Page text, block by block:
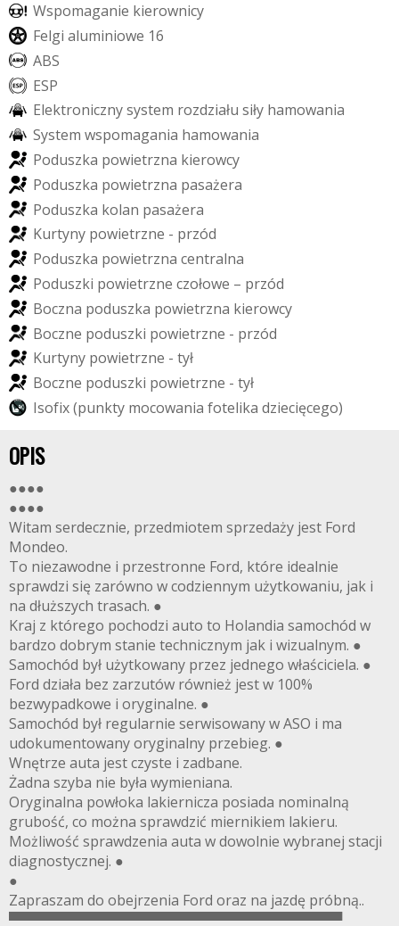
Wspomaganie kierownicy
Felgi aluminiowe 16
ABS
ESP
Elektronicznysystem rozdziału siły hamowania
System wspomagania hamowania
Poduszka powietrzna kierowcy
Poduszka powietrzna pasażera
Poduszka kolan pasażera
Kurtyny powietrzne - przód
Poduszka powietrzna centralna
Poduszki powietrzne czołowe – przód
Boczna poduszka powietrzna kierowcy
Boczne poduszki powietrzne - przód
Kurtyny powietrzne - tył
Boczne poduszki powietrzne - tył
Isofix(punkty mocowania fotelika dziecięcego)
OPIS
●●●●
●●●●
Witam serdecznie, przedmiotem sprzedaży jest Ford
Mondeo.
To niezawodne i przestronne Ford, które idealnie
sprawdzi się zarówno w codziennym użytkowaniu, jak i
na dłuższych trasach. ●
Kraj z którego pochodzi auto to Holandia samochód w
bardzo dobrym stanie technicznym jak i wizualnym. ●
Samochód był użytkowany przez jednego właściciela. ●
Ford działa bez zarzutów również jest w 100%
bezwypadkowe i oryginalne. ●
Samochód był regularnie serwisowany w ASO i ma
udokumentowany oryginalny przebieg. ●
Wnętrze auta jest czyste i zadbane.
Żadna szyba nie była wymieniana.
Oryginalna powłoka lakiernicza posiada nominalną
grubość, co można sprawdzić miernikiem lakieru.
Możliwość sprawdzenia auta w dowolnie wybranej stacji
diagnostycznej. ●
●
Zapraszam do obejrzenia Ford oraz na jazdę próbną..
▀▀▀▀▀▀▀▀▀▀▀▀▀▀▀▀▀▀▀▀▀▀▀▀▀▀▀▀▀▀▀▀▀▀